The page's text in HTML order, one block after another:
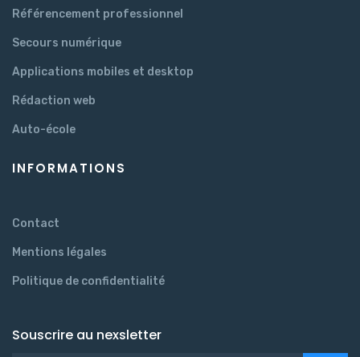
Référencement professionnel
Secours numérique
Applications mobiles et desktop
Rédaction web
Auto-école
INFORMATIONS
Contact
Mentions légales
Politique de confidentialité
Souscrire au nexsletter